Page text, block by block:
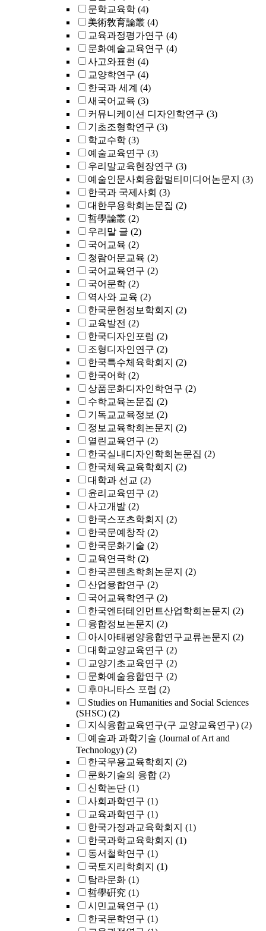
문학교육학 (4)
美術敎育論叢 (4)
교육과정평가연구 (4)
문화예술교육연구 (4)
사고와표현 (4)
교양학연구 (4)
한국과 세계 (4)
새국어교육 (3)
커뮤니케이션 디자인학연구 (3)
기초조형학연구 (3)
학교수학 (3)
예술교육연구 (3)
우리말교육현장연구 (3)
예술인문사회융합멀티미디어논문지 (3)
한국과 국제사회 (3)
대한무용학회논문집 (2)
哲學論叢 (2)
우리말 글 (2)
국어교육 (2)
청람어문교육 (2)
국어교육연구 (2)
국어문학 (2)
역사와 교육 (2)
한국문헌정보학회지 (2)
교육발전 (2)
한국디자인포럼 (2)
조형디자인연구 (2)
한국특수체육학회지 (2)
한국어학 (2)
상품문화디자인학연구 (2)
수학교육논문집 (2)
기독교교육정보 (2)
정보교육학회논문지 (2)
열린교육연구 (2)
한국실내디자인학회논문집 (2)
한국체육교육학회지 (2)
대학과 선교 (2)
윤리교육연구 (2)
사고개발 (2)
한국스포츠학회지 (2)
한국문예창작 (2)
한국문화기술 (2)
교육연극학 (2)
한국콘텐츠학회논문지 (2)
산업융합연구 (2)
국어교육학연구 (2)
한국엔터테인먼트산업학회논문지 (2)
융합정보논문지 (2)
아시아태평양융합연구교류논문지 (2)
대학교양교육연구 (2)
교양기초교육연구 (2)
문화예술융합연구 (2)
후마니타스 포럼 (2)
Studies on Humanities and Social Sciences
(SHSC) (2)
지식융합교육연구(구 교양교육연구) (2)
예술과 과학기술 (Journal of Art and
Technology) (2)
한국무용교육학회지 (2)
문화기술의 융합 (2)
신학논단 (1)
사회과학연구 (1)
교육과학연구 (1)
한국가정과교육학회지 (1)
한국과학교육학회지 (1)
동서철학연구 (1)
국토지리학회지 (1)
탐라문화 (1)
哲學硏究 (1)
시민교육연구 (1)
한국문학연구 (1)